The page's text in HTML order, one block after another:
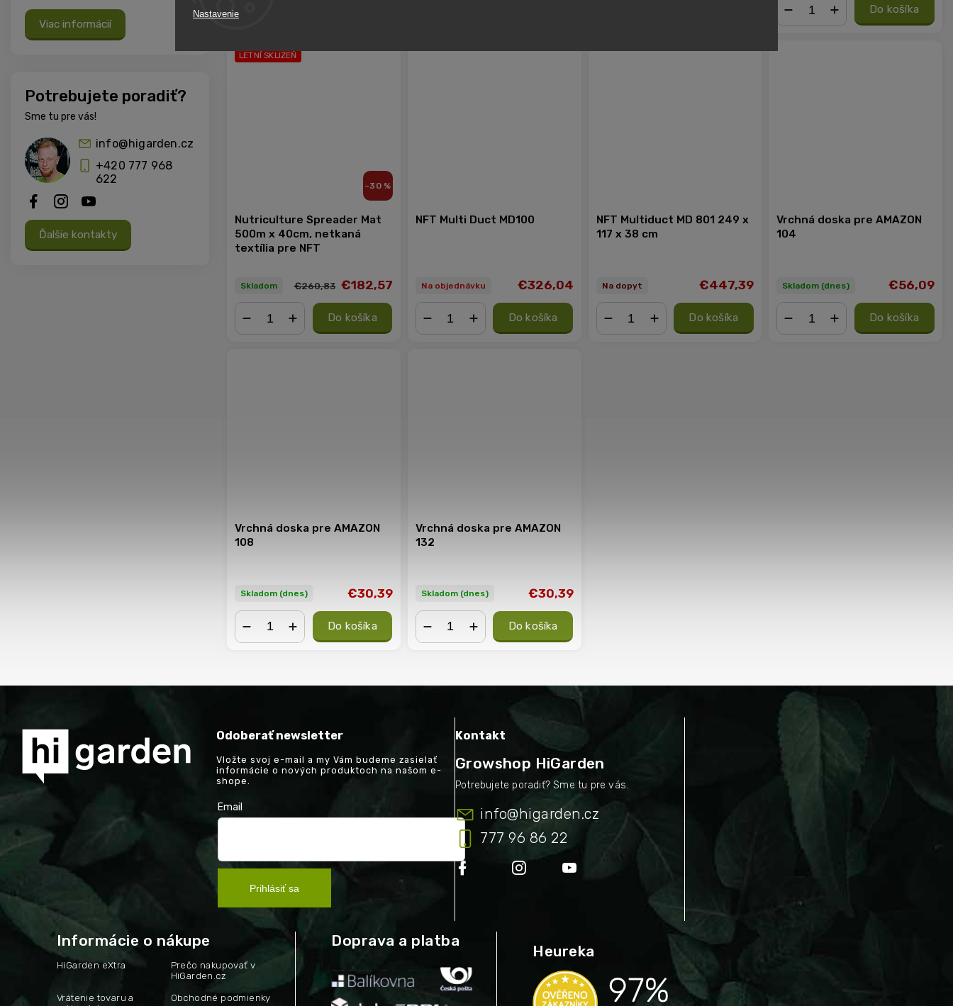
Nastavenie
Viac informácií
Potrebujete poradiť?
Sme tu pre vás!
info@higarden.cz
+420 777 968
622
Ďalšie kontakty
Do košíka
LETNÍ SKLIZEŇ
–30 %
Nutriculture Spreader Mat
500m x 40cm, netkaná
textília pre NFT
Skladom €260,83 €182,57
Do košíka
NFT Multi Duct MD100
Na objednávku €326,04
Do košíka
NFT Multiduct MD 801 249 x
117 x 38 cm
Na dopyt €447,39
Do košíka
Vrchná doska pre AMAZON
104
Skladom (dnes) €56,09
Do košíka
Vrchná doska pre AMAZON
108
Skladom (dnes) €30,39
Do košíka
Vrchná doska pre AMAZON
132
Skladom (dnes) €30,39
Do košíka
Odoberať newsletter
Vložte svoj e-mail a my Vám budeme zasielať
informácie o nových produktoch na našom e-
shope.
Email
Prihlásiť sa
Kontakt
Growshop HiGarden
info@higarden.cz
777 96 86 22
Informácie o nákupe
HiGarden eXtra
Prečo nakupovať v
HiGarden.cz
Vrátenie tovaru a
Obchodné podmienky
Doprava a platba
Heureka